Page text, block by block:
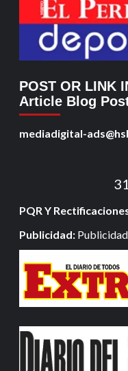
POST OR LINK
Article Blog
mediadigital-
PQR Y
Publicidad: